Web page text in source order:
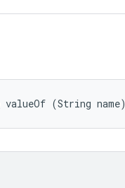
valueOf (String name)